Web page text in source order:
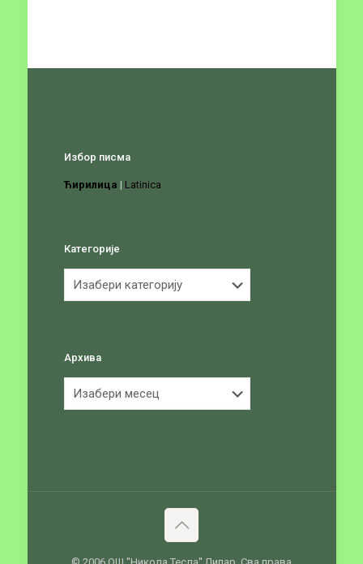
Избор писма
Ћирилица | Latinica
Категорије
Архива